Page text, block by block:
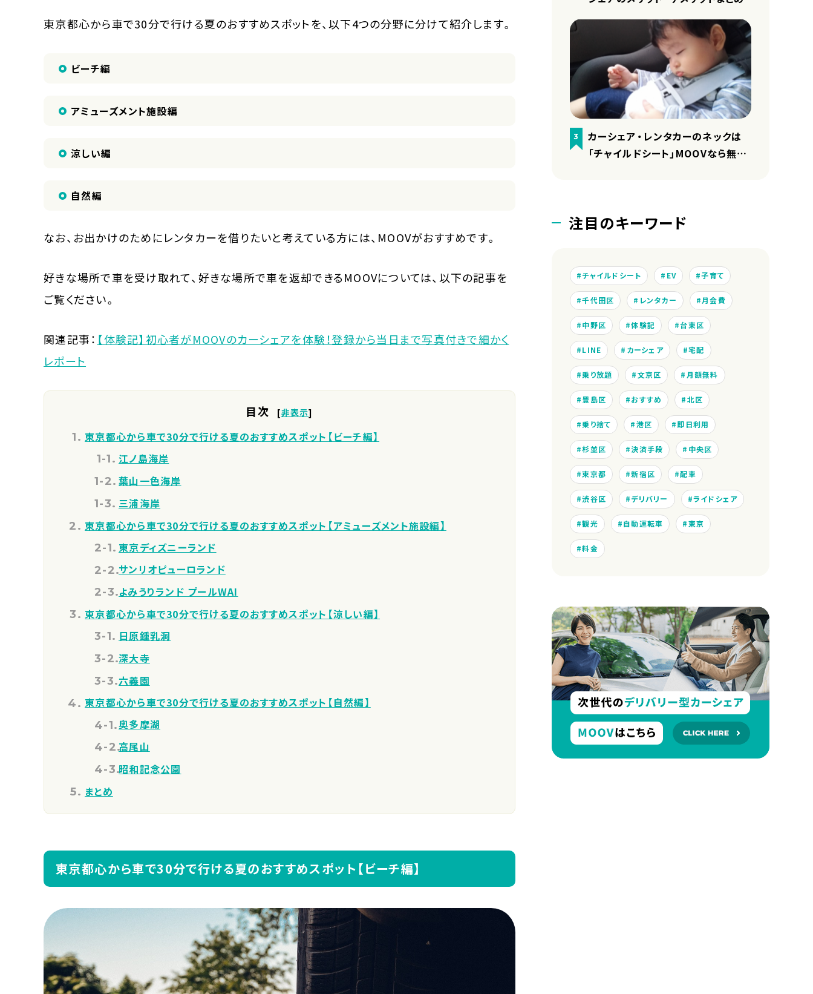
東京都心から車で30分で行ける夏のおすすめスポットを、以下4つの分野に分けて紹介します。
ビーチ編
アミューズメント施設編
涼しい編
自然編
なお、お出かけのためにレンタカーを借りたいと考えている方には、MOOVがおすすめです。
好きな場所で車を受け取れて、好きな場所で車を返却できるMOOVについては、以下の記事を
ご覧ください。
関連記事： 【体験記】初心者がMOOVのカーシェアを体験！登録から当日まで写真付きで細かく
レポート
目次 [非表示]
東京都心から車で30分で行ける夏のおすすめスポット【ビーチ編】
江ノ島海岸
葉山一色海岸
三浦海岸
東京都心から車で30分で行ける夏のおすすめスポット【アミューズメント施設編】
東京ディズニーランド
サンリオピューロランド
よみうりランド プールWAI
東京都心から車で30分で行ける夏のおすすめスポット【涼しい編】
日原鍾乳洞
深大寺
六義園
東京都心から車で30分で行ける夏のおすすめスポット【自然編】
奥多摩湖
高尾山
昭和記念公園
まとめ
東京都心から車で30分で行ける夏のおすすめスポット【ビーチ編】
3
カーシェア・レンタカーのネックは
「チャイルドシート」MOOVなら無料
注目のキーワード
チャイルドシート EV 子育て
千代田区 レンタカー 月会費
中野区 体験記 台東区
LINE カーシェア 宅配
乗り放題 文京区 月額無料
豊島区 おすすめ 北区
乗り捨て 港区 即日利用
杉並区 決済手段 中央区
東京都 新宿区 配車
渋谷区 デリバリー ライドシェア
観光 自動運転車 東京
料金